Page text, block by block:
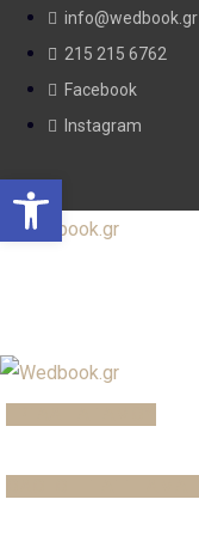
info@wedbook.gr
215 215 6762
Facebook
Instagram
Open toolbar